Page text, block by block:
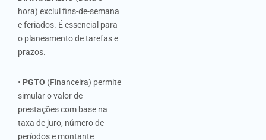
hora) exclui fins-de-semana
e feriados. É essencial para
o planeamento de tarefas e
prazos.
• PGTO (Financeira) permite
simular o valor de
prestações com base na
taxa de juro, número de
períodos e montante